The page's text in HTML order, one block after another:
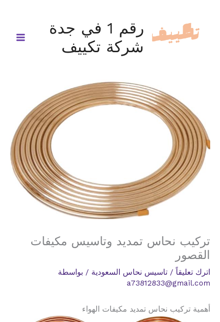
المحتوى
رقم 1 في جدة
شركة تكييف
تركيب نحاس تمديد وتاسيس مكيفات
القصور
اترك تعليقاً / تاسيس نحاس السعودية / بواسطة
a73812833@gmail.com
أهمية تركيب نحاس تمديد مكيفات الهواء